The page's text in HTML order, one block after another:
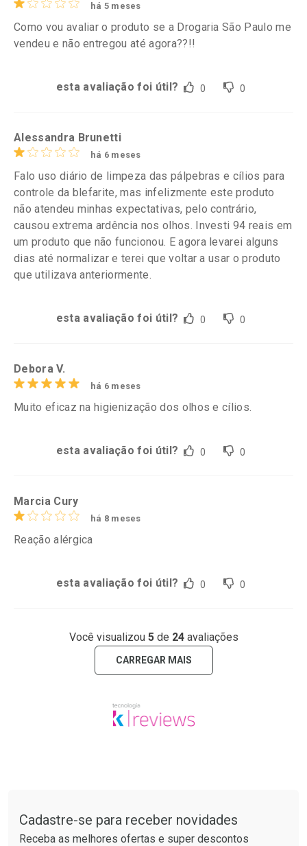
há 5 meses
Como vou avaliar o produto se a Drogaria São Paulo me
vendeu e não entregou até agora??!!
esta avaliação foi útil? 0 0
Alessandra Brunetti
há 6 meses
Falo uso diário de limpeza das pálpebras e cílios para
controle da blefarite, mas infelizmente este produto
não atendeu minhas expectativas, pelo contrário,
causou extrema ardência nos olhos. Investi 94 reais em
um produto que não funcionou. E agora levarei alguns
dias até normalizar e terei que voltar a usar o produto
que utilizava anteriormente.
esta avaliação foi útil? 0 0
Debora V.
há 6 meses
Muito eficaz na higienização dos olhos e cílios.
esta avaliação foi útil? 0 0
Marcia Cury
há 8 meses
Reação alérgica
esta avaliação foi útil? 0 0
Você visualizou 5de 24avaliações
CARREGAR MAIS
Cadastre-se para receber novidades
Receba as melhores ofertas e super descontos